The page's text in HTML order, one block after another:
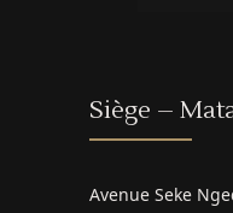
Siège –
Avenue Seke